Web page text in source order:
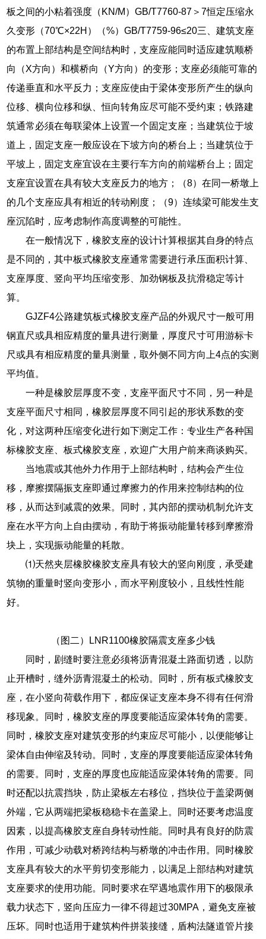
板之间的小粘着强度（KN/M）GB/T7760-87＞7恒定压缩永
久变形（70℃×22H）（%）GB/T7759-96≤20三、建筑支座
的布置上部结构是空间结构时，支座应能同时适应建筑顺桥
向（X方向）和横桥向（Y方向）的变形；支座必须能可靠的
传递垂直和水平反力；支座应使由于梁体变形所产生的纵向
位移、横向位移和纵、恒向转角应尽可能不受约束；铁路建
筑通常必须在每联梁体上设置一个固定支座；当建筑位于坡
道上，固定支座一般应设在下坡方向的桥台上；当建筑位于
平坡上，固定支座宜设在主要行车方向的前端桥台上；固定
支座宜设置在具有较大支座反力的地方；（8）在同一桥墩上
的几个支座应具有相近的转动刚度；（9）连续梁可能发生支
座沉陷时，应考虑制作高度调整的可能性。
在一般情况下，橡胶支座的设计计算根据其自身的特点
是不同的，其中板式橡胶支座通常需要进行承压面积计算、
支座厚度、竖向平均压缩变形、加劲钢板及抗滑稳定等计
算。
GJZF4公路建筑板式橡胶支座产品的外观尺寸一般可用
钢直尺或具相应精度的量具进行测量，厚度尺寸可用游标卡
尺或具有相应精度的量具测量，取外侧不同方向上4点的实测
平均值。
一种是橡胶层厚度不变，支座平面尺寸不同，另一种是
支座平面尺寸相同，橡胶层厚度不同引起的形状系数的变
化，对这两种压缩变化进行如下测定工作：专业生产各种国
标橡胶支座、板式橡胶支座，欢迎广大用户前来商谈购买。
当地震或其他外力作用于上部结构时，结构会产生位
移，摩擦摆隔振支座即通过摩擦力的作用来控制结构的位
移，从而达到减震的效果。同时，其内部的摆动机制允许支
座在水平方向上自由摆动，有助于将振动能量转移到摩擦滑
块上，实现振动能量的耗散。
⑴天然夹层橡胶橡胶支座具有较大的竖向刚度，承受建
筑物的重量时竖向变形小，而水平刚度较小，且线性性能
好。
（图二）LNR1100橡胶隔震支座多少钱
同时，剧缝时要注意必须将沥青混凝土路面切透，以防
止开槽时，缝外沥青混凝土的松动。同时，所有板式橡胶支
座，在小竖向荷载作用下，都应保证支座本身不得有任何滑
移现象。同时，橡胶支座的厚度要能适应梁体转角的需要。
同时，橡胶支座对建筑变形的约束应尽可能小，以便能够让
梁体自由伸缩及转动。同时，支座的厚度要能适应梁体转角
的需要。同时，支座的厚度也应能适应梁体转角的需要。同
时还配以抗震挡块，防止梁板左右移位，挡块位于盖梁两侧
外端，它从两端把梁板稳稳卡在盖梁上。同时还要考虑温度
因素，以提高橡胶支座自身转动性能。同时具有良好的防震
作用，可减少动载对桥跨结构与桥墩的冲击作用。同时橡胶
支座具有较大的水平剪切变形能力，以满足上部结构对建筑
支座要求的使用功能。同时要求在罕遇地震作用下的极限承
载力状态下，竖向压应力一律不得超过30MPA，避免支座被
压坏。同时也适用于建筑构件拼装接缝，盾构法隧道管片接